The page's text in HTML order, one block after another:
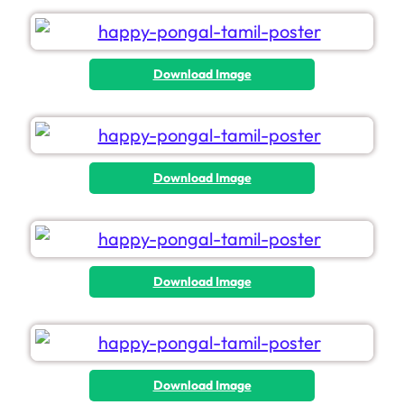
Download Image
Download Image
Download Image
Download Image